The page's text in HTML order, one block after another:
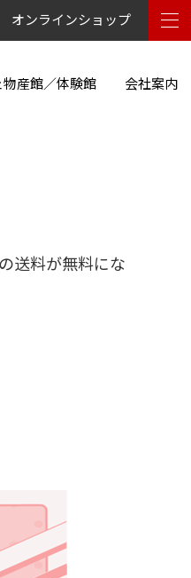
産館／体験館 会社案内
オンラインショップ
送料が無料にな